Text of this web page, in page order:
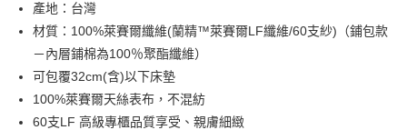
全盈+PAY
ATM付款
運送方式
全家取貨付款
產地：台灣
材質：100%萊賽爾纖維(蘭精™萊賽爾LF纖維/60支紗)（鋪包款
－內層鋪棉為100％聚酯纖維）
可包覆32cm(含)以下床墊
100%萊賽爾天絲表布，不混紡
60支LF 高級專櫃品質享受、親膚細緻